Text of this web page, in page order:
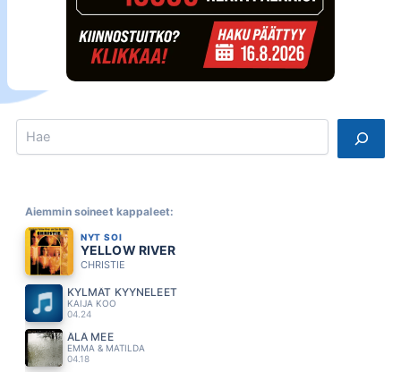
Search
Aiemmin soineet kappaleet:
NYT SOI
YELLOW RIVER
CHRISTIE
KYLMÄT KYYNELEET
KAIJA KOO
04.24
ÄLÄ MEE
EMMA & MATILDA
04.18